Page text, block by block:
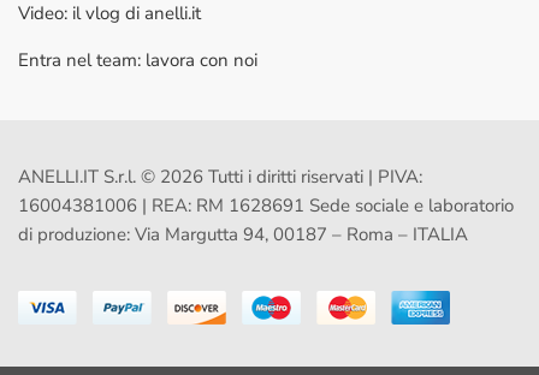
Video: il vlog di anelli.it
Entra nel team: lavora con noi
ANELLI.IT S.r.l. © 2026 Tutti i diritti riservati | PIVA:
16004381006 | REA: RM 1628691 Sede sociale e laboratorio
di produzione: Via Margutta 94, 00187 – Roma – ITALIA